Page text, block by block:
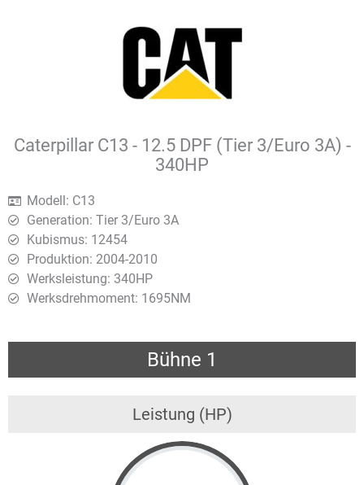
Caterpillar C13 - 12.5 DPF (Tier 3/Euro 3A) -
340HP
Modell: C13
Generation: Tier 3/Euro 3A
Kubismus: 12454
Produktion: 2004-2010
Werksleistung: 340HP
Werksdrehmoment: 1695ΝΜ
Bühne 1
Leistung (HP)